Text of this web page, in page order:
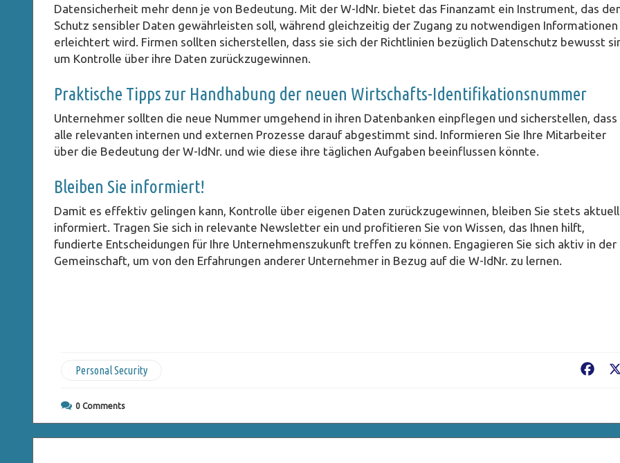
Datensicherheit mehr denn je von Bedeutung. Mit der W-IdNr. bietet das Finanzamt ein Instrument, das
Schutz sensibler Daten gewährleisten soll, während gleichzeitig der Zugang zu notwendigen Informationen
erleichtert wird. Firmen sollten sicherstellen, dass sie sich der Richtlinien bezüglich Datenschutz bewusst
um Kontrolle über ihre Daten zurückzugewinnen.
Praktische Tipps zur Handhabung der neuen Wirtschafts-Identifikationsnummer
Unternehmer sollten die neue Nummer umgehend in ihren Datenbanken einpflegen und sicherstellen, dass
alle relevanten internen und externen Prozesse darauf abgestimmt sind. Informieren Sie Ihre Mitarbeiter
über die Bedeutung der W-IdNr. und wie diese ihre täglichen Aufgaben beeinflussen könnte.
Bleiben Sie informiert!
Damit es effektiv gelingen kann, Kontrolle über eigenen Daten zurückzugewinnen, bleiben Sie stets aktuell
informiert. Tragen Sie sich in relevante Newsletter ein und profitieren Sie von Wissen, das Ihnen hilft,
fundierte Entscheidungen für Ihre Unternehmenszukunft treffen zu können. Engagieren Sie sich aktiv in der
Gemeinschaft, um von den Erfahrungen anderer Unternehmer in Bezug auf die W-IdNr. zu lernen.
Personal Security
0 Comments